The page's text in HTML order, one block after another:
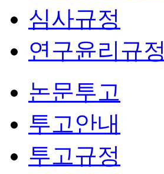
심사규정
연구윤리규정
논문투고
투고안내
투고규정